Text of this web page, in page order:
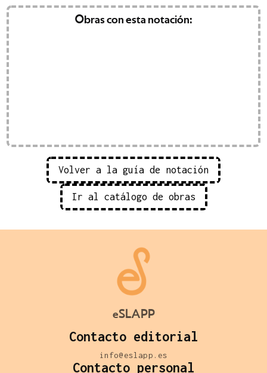
Obras con esta notación:
del calor(2024)
Volver a la guía de notación
Ir al catálogo de obras
eSLAPP
Contacto editorial
info@eslapp.es
Contacto personal